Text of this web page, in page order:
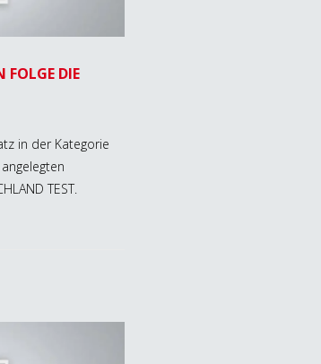
FOLGE DIE
in der Kategorie
TEST.